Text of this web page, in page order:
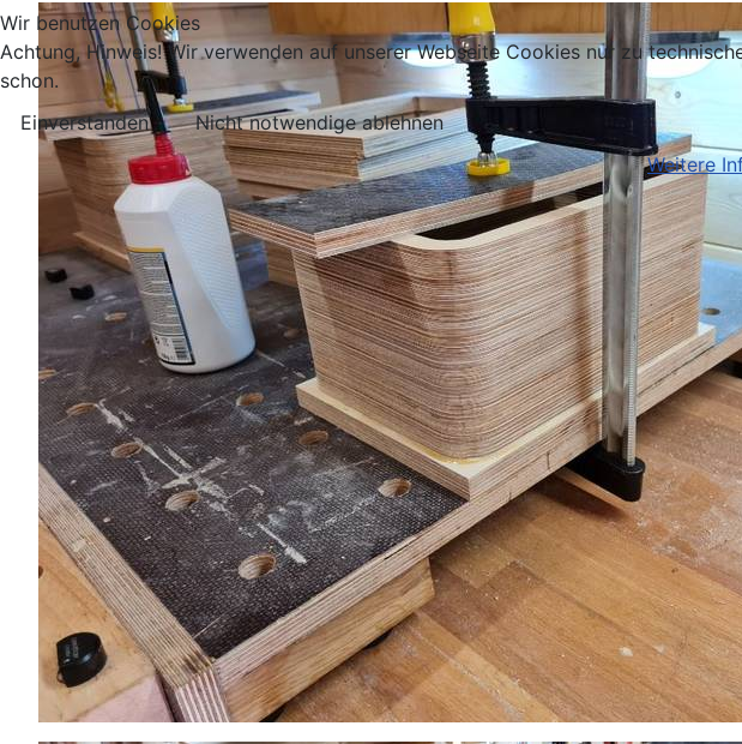
Wir benutzen Cookies
Achtung, Hinweis! Wir verwenden auf unserer Webseite Cookies nur zu
schon.
Einverstanden
Nicht notwendige ablehnen
Weitere